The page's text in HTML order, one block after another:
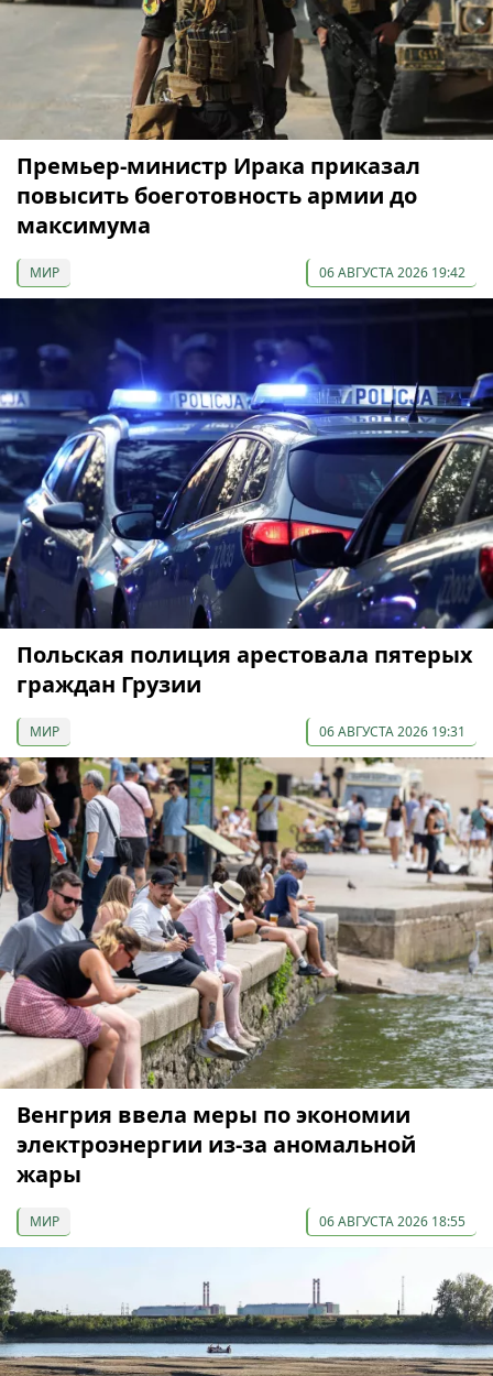
Премьер-министр Ирака приказал
повысить боеготовность армии до
максимума
МИР 06 АВГУСТА 2026 19:42
Польская полиция арестовала пятерых
граждан Грузии
МИР 06 АВГУСТА 2026 19:31
Венгрия ввела меры по экономии
электроэнергии из-за аномальной
жары
МИР 06 АВГУСТА 2026 18:55